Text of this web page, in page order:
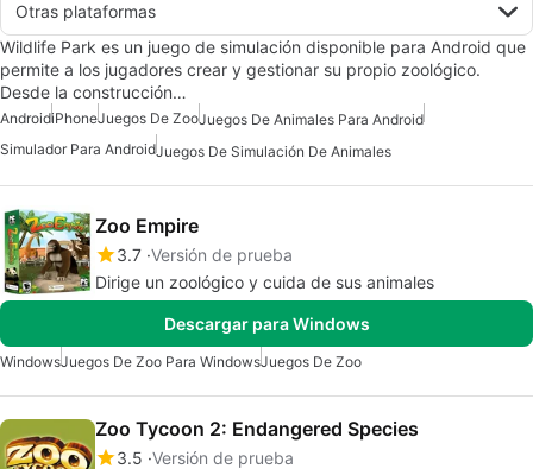
Otras plataformas
Wildlife Park es un juego de simulación disponible para Android que
permite a los jugadores crear y gestionar su propio zoológico.
Desde la construcción…
AndroidiPhoneJuegos De ZooJuegos De Animales Para Android
Simulador Para AndroidJuegos De Simulación De Animales
Zoo Empire
3.7 Versión de prueba
Dirige un zoológico y cuida de sus animales
Descargar para Windows
WindowsJuegos De Zoo Para WindowsJuegos De Zoo
Zoo Tycoon 2: Endangered Species
3.5 Versión de prueba